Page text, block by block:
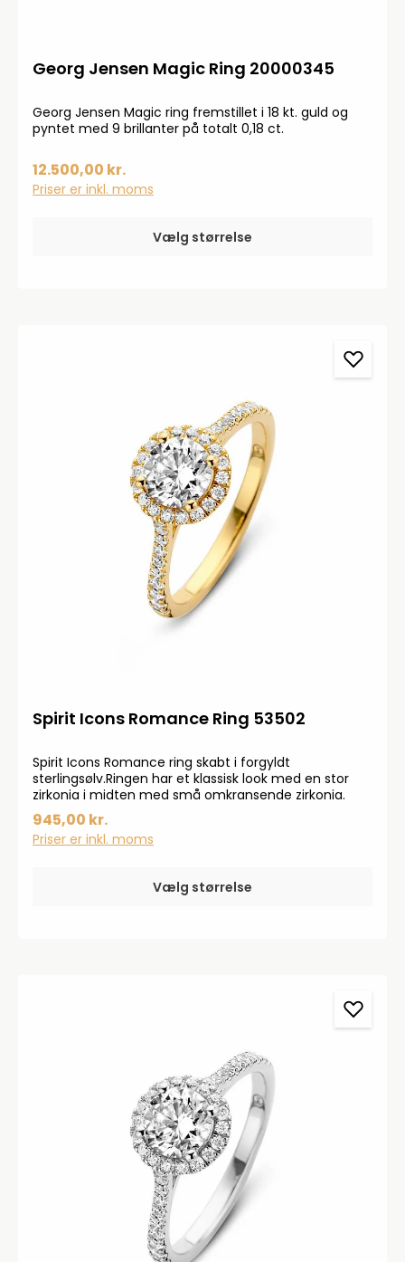
Georg Jensen Magic Ring 20000345
Georg Jensen Magic ring fremstillet i 18 kt. guld og
pyntet med 9 brillanter på totalt 0,18 ct.
12.500,00 kr.
Priser er inkl. moms
Vælg størrelse
Spirit Icons Romance Ring 53502
Spirit Icons Romance ring skabt i forgyldt
sterlingsølv.Ringen har et klassisk look med en stor
zirkonia i midten med små omkransende zirkonia.
945,00 kr.
Priser er inkl. moms
Vælg størrelse